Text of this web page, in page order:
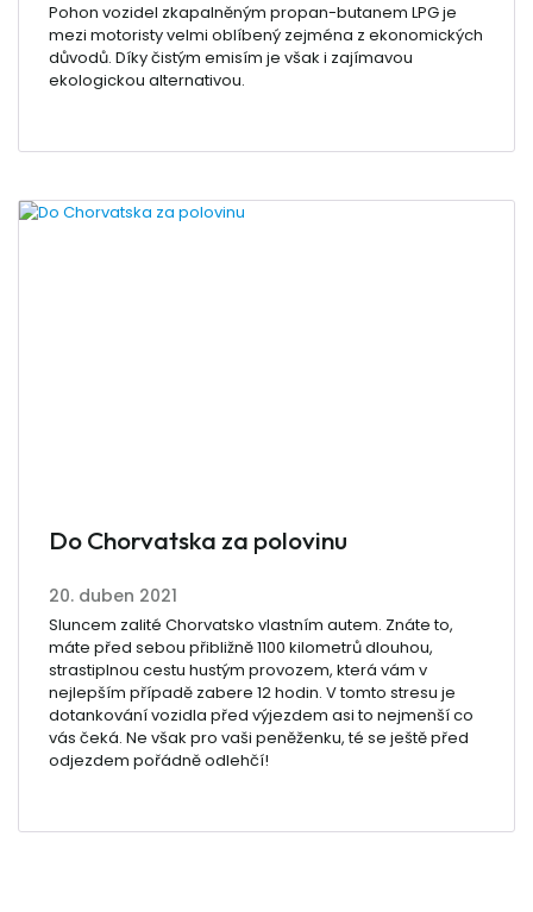
Pohon vozidel zkapalněným propan-butanem LPG je
mezi motoristy velmi oblíbený zejména z ekonomických
důvodů. Díky čistým emisím je však i zajímavou
ekologickou alternativou.
Do Chorvatska za polovinu
20. duben 2021
Sluncem zalité Chorvatsko vlastním autem. Znáte to,
máte před sebou přibližně 1100 kilometrů dlouhou,
strastiplnou cestu hustým provozem, která vám v
nejlepším případě zabere 12 hodin. V tomto stresu je
dotankování vozidla před výjezdem asi to nejmenší co
vás čeká. Ne však pro vaši peněženku, té se ještě před
odjezdem pořádně odlehčí!